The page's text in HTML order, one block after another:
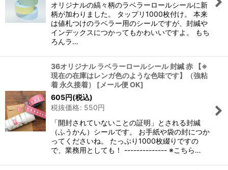
オリジナルの縞々柄のラベラーロールシールに新
柄が加わりました。 タップリ1000枚付け。 本来
は値札つけのラベラー用のシールですが、封緘や
インデックスにつかってもかわいいですよ。 もち
ろんラ…
36オリジナル ラベラーロールシール 封緘 赤 【※
現在の在庫はレンガ色のような色味です】（強粘
着 永久接着）
[メール便 OK]
605円(税込)
税抜価格: 550円
「開封されていないことの証明」とされる封緘
（ふうかん）シールです。 お手紙や袋の封につか
ってくださいね。 たっぷり1000枚綴りですの
で、業務用としても！ -------------- ※こちら…